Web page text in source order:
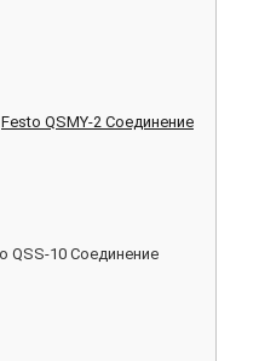
Festo QSMY-2 Соединение